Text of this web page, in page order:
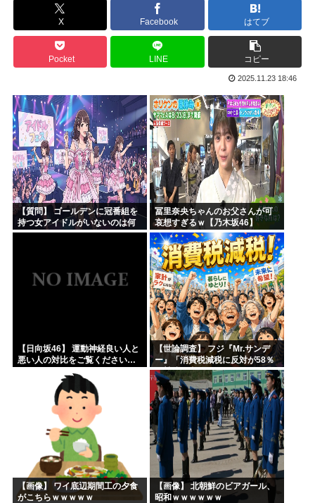
AI絵師による「手描き詐称」、ガチで問題視され始める
英国政府、事前に値上げしてから値引き表示することで割引価...
ハンターハンターのウボォーギン、再評価が進みすぎてもはや...
海外「本当にすごい！」日本が清潔な理由を体験した米大物キ...
トー横キッズ、ジャップの大人に失望「相談しても具体的に何...
映画『ブルーロック』さん、大コケ⚽️
性行為の同意のお勉強漫画が192.1万バズ！！！お前らも...
バニー描いたよ?
無職転生、正ヒロインがフィギュア化www
X Facebook はてブ
Pocket LINE コピー
2025.11.23 18:46
【質問】 ゴールデンに冠番組を
持つ女アイドルがいないのは何
故なのか？
冨里奈央ちゃんのお父さんが可
哀想すぎるｗ【乃木坂46】
【日向坂46】 運動神経良い人と
悪い人の対比をご覧ください…
【世論調査】 フジ『Mr.サンデ
ー』「消費税減税に反対が58％
で賛成を上回る！」 → ｗｗｗｗ
ｗｗｗｗｗｗｗｗｗｗｗｗ
【画像】 ワイ底辺期間工の夕食
がこちらｗｗｗｗｗ
【画像】 北朝鮮のビアガール、
昭和ｗｗｗｗｗｗ